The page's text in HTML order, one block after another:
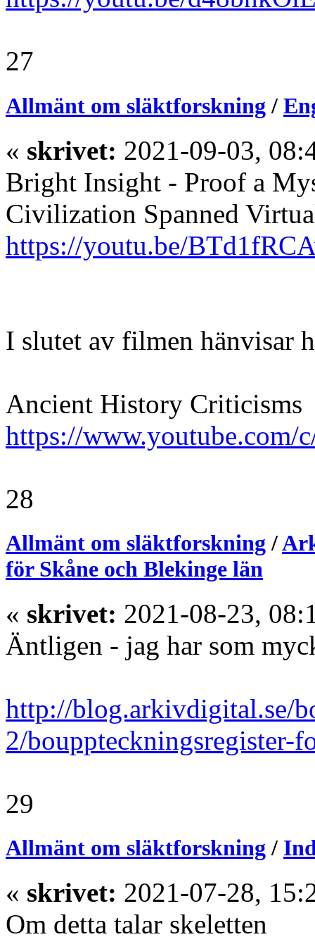
27
Allmänt om släktforskning /
« skrivet: 2021-09-03,
Bright Insight - Proof a
Civilization Spanned
https://youtu.be/
I slutet av filmen hänvisar
Ancient History Criticisms
https://www.youtube.com/
28
Allmänt om släktforskning /
för Skåne och Blekinge län
« skrivet: 2021-08-23,
Äntligen - jag har som
http://blog.arkivdigital.se/
2/bouppteckningsregister-
29
Allmänt om släktforskning/
« skrivet: 2021-07-28,
Om detta talar skeletten